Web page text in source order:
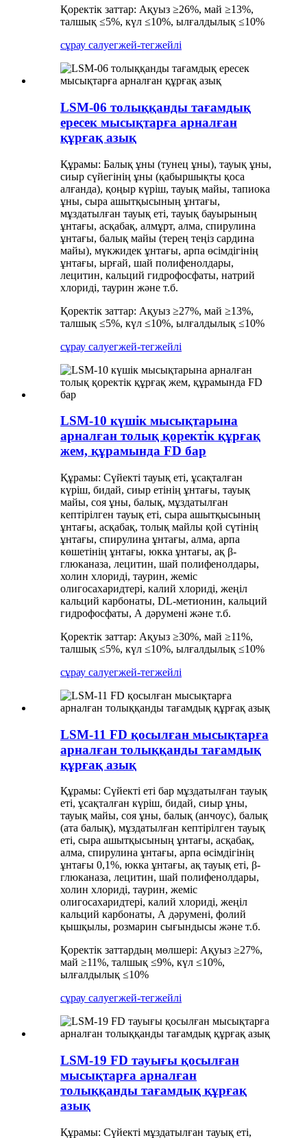
Қоректік заттар: Ақуыз ≥26%, май ≥13%,
талшық ≤5%, күл ≤10%, ылғалдылық ≤10%
сұрау салуегжей-тегжейлі
LSM-06 толыққанды тағамдық
ересек мысықтарға арналған
құрғақ азық
Құрамы: Балық ұны (тунец ұны), тауық ұны,
сиыр сүйегінің ұны (қабыршықты қоса
алғанда), қоңыр күріш, тауық майы, тапиока
ұны, сыра ашытқысының ұнтағы,
мұздатылған тауық еті, тауық бауырының
ұнтағы, асқабақ, алмұрт, алма, спирулина
ұнтағы, балық майы (терең теңіз сардина
майы), мүкжидек ұнтағы, арпа өсімдігінің
ұнтағы, ырғай, шай полифенолдары,
лецитин, кальций гидрофосфаты, натрий
хлориді, таурин және т.б.
Қоректік заттар: Ақуыз ≥27%, май ≥13%,
талшық ≤5%, күл ≤10%, ылғалдылық ≤10%
сұрау салуегжей-тегжейлі
LSM-10 күшік мысықтарына
арналған толық қоректік құрғақ
жем, құрамында FD бар
Құрамы: Сүйекті тауық еті, ұсақталған
күріш, бидай, сиыр етінің ұнтағы, тауық
майы, соя ұны, балық, мұздатылған
кептірілген тауық еті, сыра ашытқысының
ұнтағы, асқабақ, толық майлы қой сүтінің
ұнтағы, спирулина ұнтағы, алма, арпа
көшетінің ұнтағы, юкка ұнтағы, ақ β-
глюканаза, лецитин, шай полифенолдары,
холин хлориді, таурин, жеміс
олигосахаридтері, калий хлориді, жеңіл
кальций карбонаты, DL-метионин, кальций
гидрофосфаты, А дәрумені және т.б.
Қоректік заттар: Ақуыз ≥30%, май ≥11%,
талшық ≤5%, күл ≤10%, ылғалдылық ≤10%
сұрау салуегжей-тегжейлі
LSM-11 FD қосылған мысықтарға
арналған толыққанды тағамдық
құрғақ азық
Құрамы: Сүйекті еті бар мұздатылған тауық
еті, ұсақталған күріш, бидай, сиыр ұны,
тауық майы, соя ұны, балық (анчоус), балық
(ата балық), мұздатылған кептірілген тауық
еті, сыра ашытқысының ұнтағы, асқабақ,
алма, спирулина ұнтағы, арпа өсімдігінің
ұнтағы 0,1%, юкка ұнтағы, ақ тауық еті, β-
глюканаза, лецитин, шай полифенолдары,
холин хлориді, таурин, жеміс
олигосахаридтері, калий хлориді, жеңіл
кальций карбонаты, А дәрумені, фолий
қышқылы, розмарин сығындысы және т.б.
Қоректік заттардың мөлшері: Ақуыз ≥27%,
май ≥11%, талшық ≤9%, күл ≤10%,
ылғалдылық ≤10%
сұрау салуегжей-тегжейлі
LSM-19 FD тауығы қосылған
мысықтарға арналған
толыққанды тағамдық құрғақ
азық
Құрамы: Сүйекті мұздатылған тауық еті,